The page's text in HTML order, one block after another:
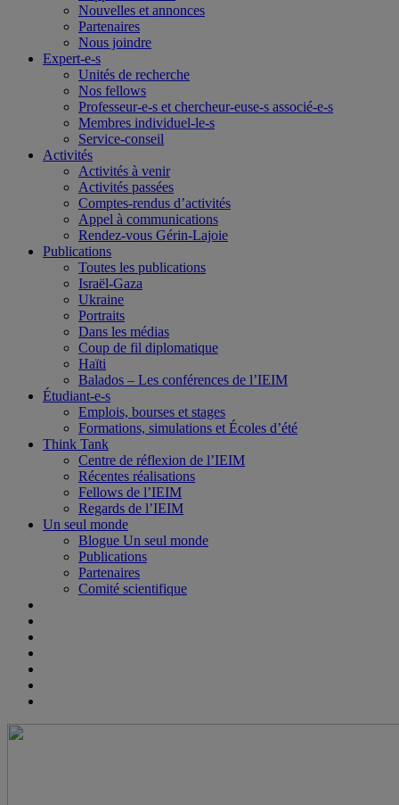
Nouvelles et annonces
Partenaires
Nous joindre
Expert-e-s
Unités de recherche
Nos fellows
Professeur-e-s et chercheur-euse-s associé-e-s
Membres individuel-le-s
Service-conseil
Activités
Activités à venir
Activités passées
Comptes-rendus d’activités
Appel à communications
Rendez-vous Gérin-Lajoie
Publications
Toutes les publications
Israël-Gaza
Ukraine
Portraits
Dans les médias
Coup de fil diplomatique
Haïti
Balados – Les conférences de l’IEIM
Étudiant-e-s
Emplois, bourses et stages
Formations, simulations et Écoles d’été
Think Tank
Centre de réflexion de l’IEIM
Récentes réalisations
Fellows de l’IEIM
Regards de l’IEIM
Un seul monde
Blogue Un seul monde
Publications
Partenaires
Comité scientifique